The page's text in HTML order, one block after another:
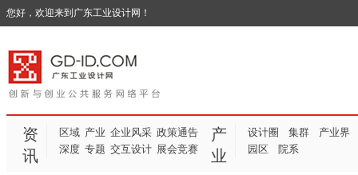
您好，欢迎来到广东工业设计网！
资
讯
区域 产业 企业风采 政策通告
深度 专题 交互设计 展会竞赛
产
业
设计圈 集群
产业界
园区
院系